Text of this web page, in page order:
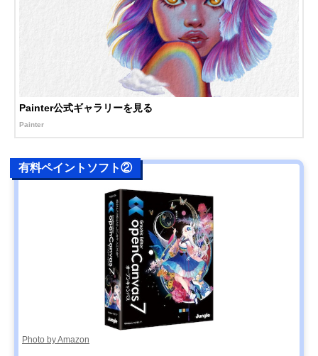
Painter公式ギャラリーを見る
Painter
有料ペイントソフト②
Photo by Amazon